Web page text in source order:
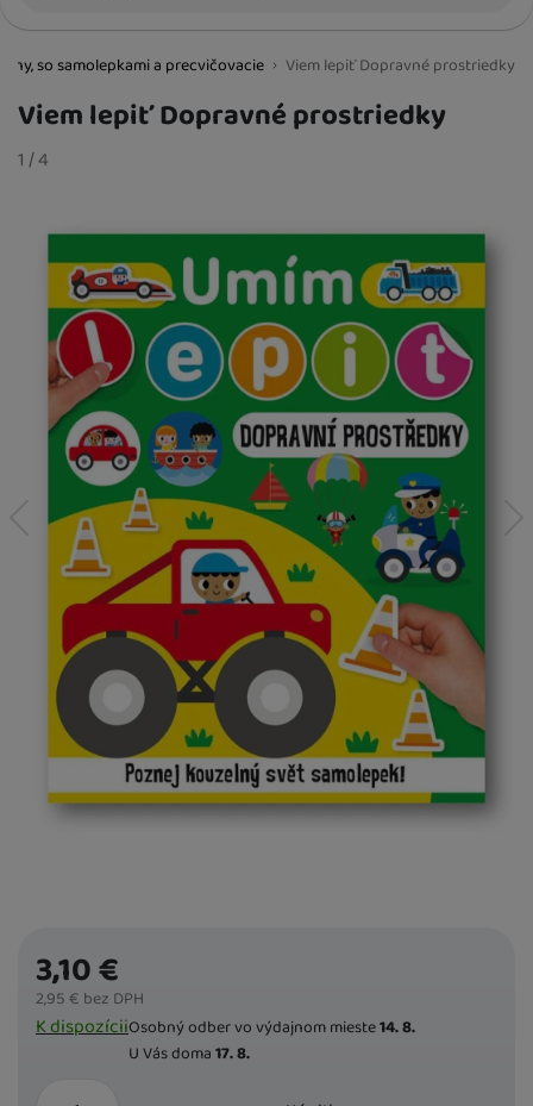
so samolepkami a precvičovacie Viem lepiť Dopravné prostriedky
Viem lepiť Dopravné prostriedky
Dostupnost
K dispozíciiOsobný odber vo výdajnom mieste14. 8.
U Vás doma17. 8.
3,10€
2,95€ bez DPH
Fotografie
predchádzajúci nasledujúci
slide
1 /z
4